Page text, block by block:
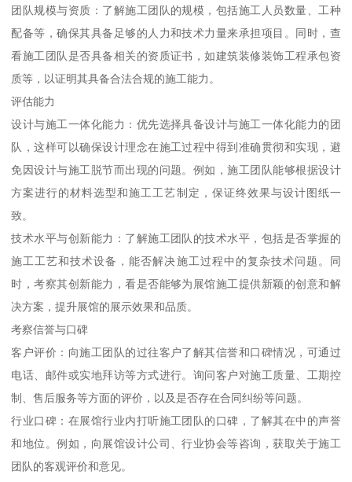
团队规模与资质：了解施工团队的规模，包括施工人员数量、工种
配备等，确保其具备足够的人力和技术力量来承担项目。同时，查
看施工团队是否具备相关的资质证书，如建筑装修装饰工程承包资
质等，以证明其具备合法合规的施工能力。
评估能力
设计与施工一体化能力：优先选择具备设计与施工一体化能力的团
队，这样可以确保设计理念在施工过程中得到准确贯彻和实现，避
免因设计与施工脱节而出现的问题。例如，施工团队能够根据设计
方案进行的材料选型和施工工艺制定，保证终效果与设计图纸一
致。
技术水平与创新能力：了解施工团队的技术水平，包括是否掌握的
施工工艺和技术设备，能否解决施工过程中的复杂技术问题。同
时，考察其创新能力，看是否能够为展馆施工提供新颖的创意和解
决方案，提升展馆的展示效果和品质。
考察信誉与口碑
客户评价：向施工团队的过往客户了解其信誉和口碑情况，可通过
电话、邮件或实地拜访等方式进行。询问客户对施工质量、工期控
制、售后服务等方面的评价，以及是否存在合同纠纷等问题。
行业口碑：在展馆行业内打听施工团队的口碑，了解其在中的声誉
和地位。例如，向展馆设计公司、行业协会等咨询，获取关于施工
团队的客观评价和意见。